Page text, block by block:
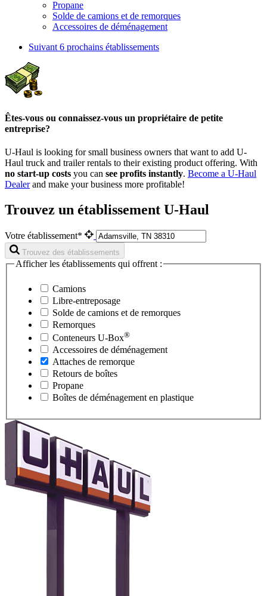
Propane
Solde de camions et de remorques
Accessoires de déménagement
Suivant 6 prochains établissements
Êtes-vous ou connaissez-vous un propriétaire de petite
entreprise?
U-Haul is looking for small business owners that want to add U-
Haul truck and trailer rentals to their existing product offering. With
no start-up costs you can see profits instantly. Become a U-Haul
Dealerand make your business more profitable!
Trouvez un établissement U-Haul
Votre établissement*
Trouvez des établissements
Afficher les établissements qui offrent :
Camions
Libre-entreposage
Solde de camions et de remorques
Remorques
Conteneurs U-Box®
Accessoires de déménagement
Attaches de remorque
Retours de boîtes
Propane
Boîtes de déménagement en plastique